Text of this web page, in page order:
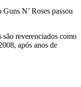
N’ Roses passou
são reverenciados como
após anos de